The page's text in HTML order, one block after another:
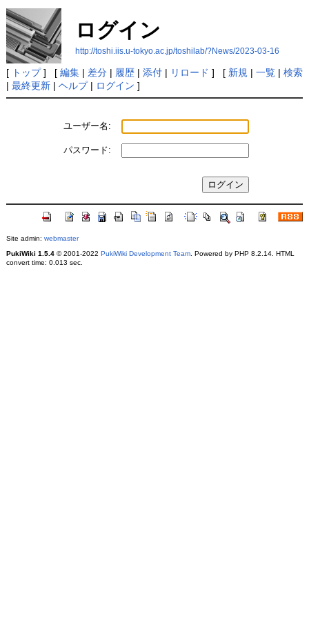
ログイン
http://toshi.iis.u-tokyo.ac.jp/toshilab/?News/2023-03-16
[ トップ] [ 編集| 差分| 履歴| 添付| リロード ] [ 新規 | 一覧| 検索
| 最終更新| ヘルプ| ログイン ]
ユーザー名:
パスワード:
Site admin: webmaster
PukiWiki 1.5.4© 2001-2022 PukiWiki Development Team. Powered by PHP 8.2.14. HTML
convert time: 0.013 sec.